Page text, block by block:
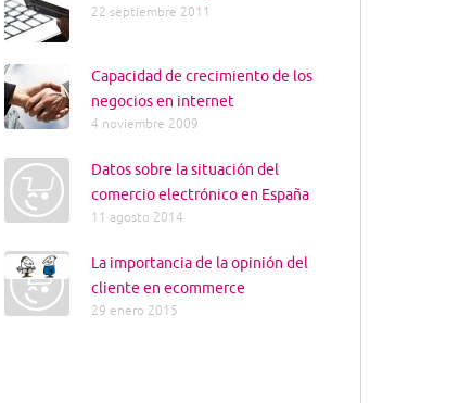
22 septiembre 2011
Capacidad de crecimiento de los
negocios en internet
4 noviembre 2009
Datos sobre la situación del
comercio electrónico en España
11 agosto 2014
La importancia de la opinión del
cliente en ecommerce
29 enero 2015